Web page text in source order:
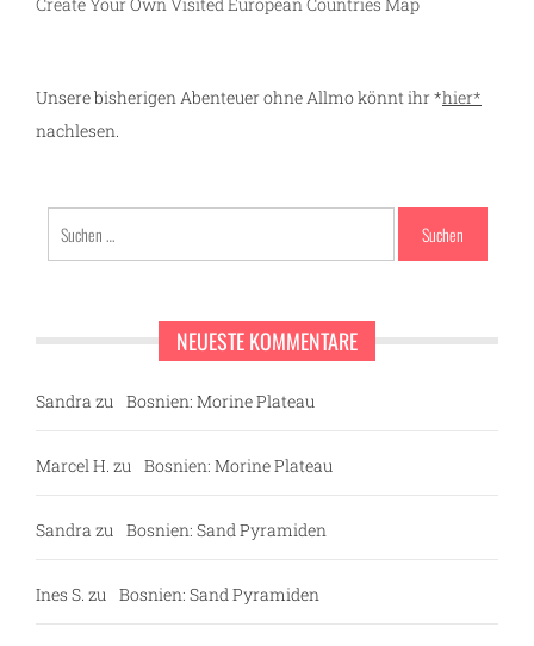
Unsere bisherigen Abenteuer ohne Allmo könnt ihr *hier*
nachlesen.
Suchen
nach:
NEUESTE KOMMENTARE
Sandra zu Bosnien: Morine Plateau
Marcel H. zu Bosnien: Morine Plateau
Sandra zu Bosnien: Sand Pyramiden
Ines S. zu Bosnien: Sand Pyramiden